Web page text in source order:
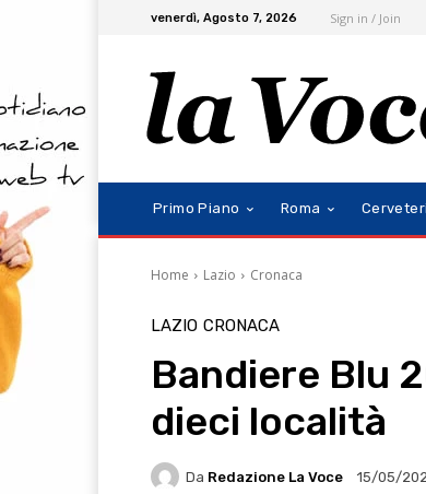
venerdì, Agosto 7, 2026 Sign in / Join
Primo Piano Roma Cerveteri
Home Lazio Cronaca
LAZIO CRONACA
Bandiere Blu
dieci località
Da Redazione La Voce 15/05/